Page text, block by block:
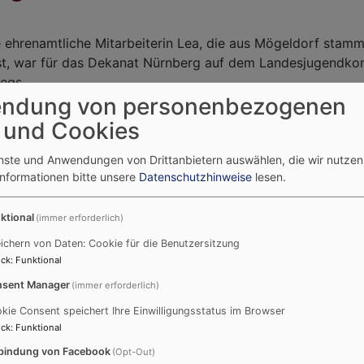
ehrenamtliche Mitarbeiterin Lea, die aus Mögeldorf
war für das Dekanat Nürnberg auf dem
Konvent treffen sich ehrenamtliche Jugendliche aus
auch ein Thema, zu dem Workshops und Vorträge
Jahr war der Titel des Konvents
mal kurz die Welt retten
von personenbezogenen
Cookies
und Anwendungen von Drittanbietern auswählen, die wir
bitte unsere Datenschutzhinweise lesen.
(immer erforderlich)
von Daten: Cookie für die Benutzersitzung
: Funktional
Manager (immer erforderlich)
Consent speichert Ihre Einwilligungsstatus im Browser
: Funktional
von Facebook (Opt-Out)